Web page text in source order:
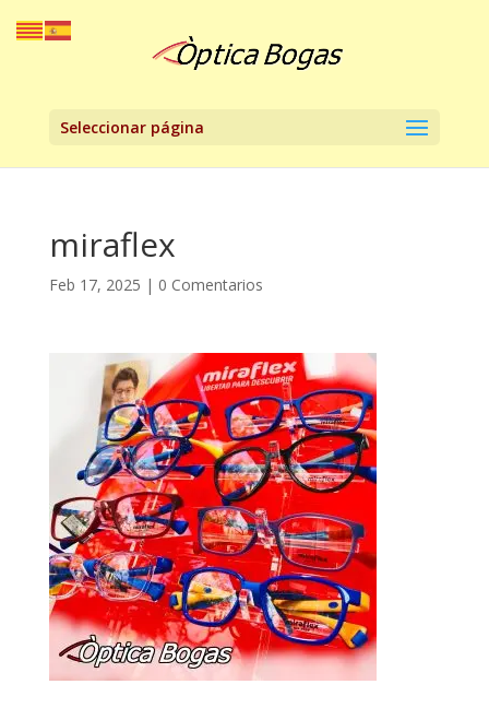
Seleccionar página
miraflex
Feb 17, 2025 | 0 Comentarios